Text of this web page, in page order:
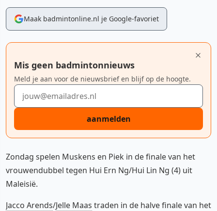
Maak badmintonline.nl je Google-favoriet
Mis geen badmintonnieuws
Meld je aan voor de nieuwsbrief en blijf op de hoogte.
E-mailadres
aanmelden
Zondag spelen Muskens en Piek in de finale van het
vrouwendubbel tegen Hui Ern Ng/Hui Lin Ng (4) uit
Maleisië.
Jacco Arends/Jelle Maas traden in de halve finale van het